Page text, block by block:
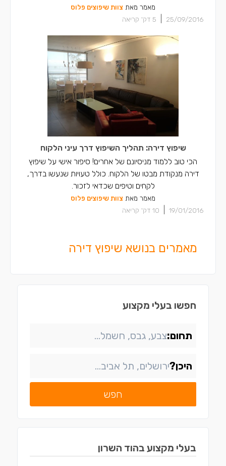
מאמר מאת צוות שיפוצים פלוס
25/09/2016
5 דק' קריאה
שיפוץ דירה: תהליך השיפוץ דרך עיני הלקוח
הכי טוב ללמוד מניסיונם של אחרים! סיפור אישי על שיפוץ
דירה מנקודת מבטו של הלקוח. כולל טעויות שנעשו בדרך,
לקחים וטיפים שכדאי לזכור.
מאמר מאת צוות שיפוצים פלוס
19/01/2016
10 דק' קריאה
מאמרים בנושא שיפוץ דירה
חפשו בעלי מקצוע
תחום:
היכן?
חפש
בעלי מקצוע בהוד השרון